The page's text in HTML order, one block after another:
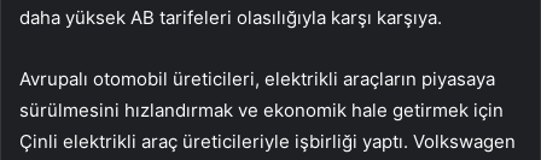
daha yüksek AB tarifeleri olasılığıyla karşı karşıya.
Avrupalı otomobil üreticileri, elektrikli araçların piyasaya
sürülmesini hızlandırmak ve ekonomik hale getirmek için
Çinli elektrikli araç üreticileriyle işbirliği yaptı. Volkswagen